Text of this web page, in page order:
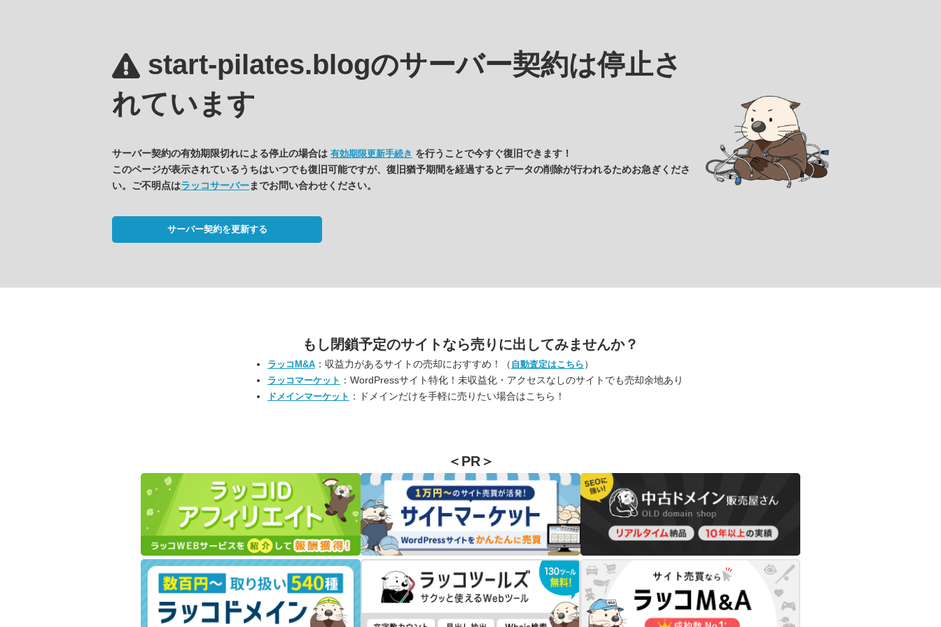
start-pilates.blogのサーバー契約は停止さ
れています
サーバー契約の有効期限切れによる停止の場合は 有効期限更新手続き を行うことで今すぐ復旧できます！
このページが表示されているうちはいつでも復旧可能ですが、復旧猶予期間を経過するとデータの削除が行われるためお急ぎくださ
い。ご不明点はラッコサーバーまでお問い合わせください。
サーバー契約を更新する
もし閉鎖予定のサイトなら売りに出してみませんか？
ラッコM&A ：収益力があるサイトの売却におすすめ！（ 自動査定はこちら ）
ラッコマーケット ：WordPressサイト特化！未収益化・アクセスなしのサイトでも売却余地あり
ドメインマーケット ：ドメインだけを手軽に売りたい場合はこちら！
＜PR＞